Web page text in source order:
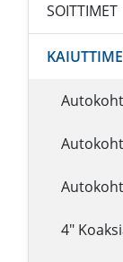
SOITTIMET
4"